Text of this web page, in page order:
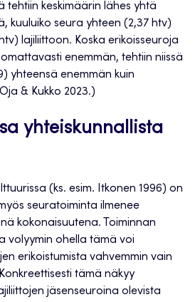
tehtiin keskimäärin lähes yhtä
kuuluiko seura yhteen (2,37 htv)
lajiliittoon. Koska erikoisseuroja
enemmän, tehtiin niissä
yhteensä enemmän kuin
& Kukko 2023.)
yhteiskunnallista
(ks. esim. Itkonen 1996) on
seuratoiminta ilmenee
kokonaisuutena. Toiminnan
volyymin ohella tämä voi
erikoistumista vahvemmin vain
tämä näkyy
jäsenseuroina olevista